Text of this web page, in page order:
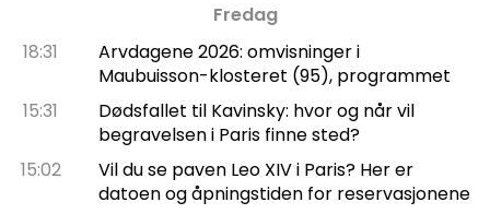
Fredag
18:31
Arvdagene 2026: omvisninger i
Maubuisson-klosteret (95), programmet
15:31
Dødsfallet til Kavinsky: hvor og når vil
begravelsen i Paris finne sted?
15:02
Vil du se paven Leo XIV i Paris? Her er
datoen og åpningstiden for reservasjonene